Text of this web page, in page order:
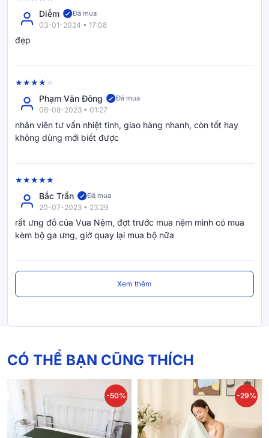
Diễm Đã mua
03-01-2024 • 17:08
đẹp
Phạm Văn Đông Đã mua
08-08-2023 • 01:27
nhân viên tư vấn nhiệt tình, giao hàng nhanh, còn tốt hay
không dùng mới biết được
Bắc Trần Đã mua
20-07-2023 • 23:29
rất ưng đồ của Vua Nệm, đợt trước mua nệm mình có mua
kèm bộ ga ưng, giờ quay lại mua bộ nữa
Xem thêm
CÓ THỂ BẠN CŨNG THÍCH
-50% -29%